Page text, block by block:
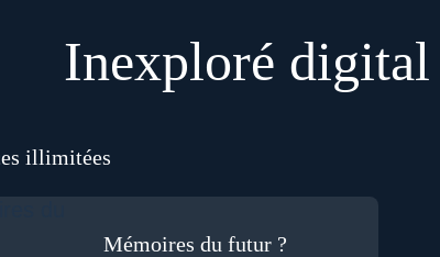
Inexploré digital
illimitées
Mémoires du futur ?